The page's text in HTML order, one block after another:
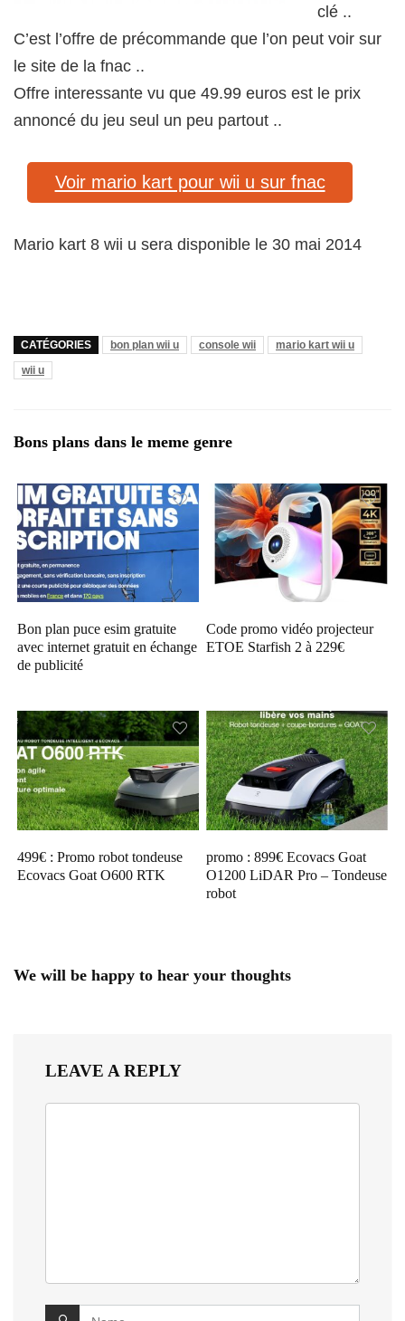
clé ..
C’est l’offre de précommande que l’on peut voir sur
le site de la fnac ..
Offre interessante vu que 49.99 euros est le prix
annoncé du jeu seul un peu partout ..
Voir mario kart pour wii u sur fnac
Mario kart 8 wii u sera disponible le 30 mai 2014
CATÉGORIES bon plan wii u console wii
mario kart wii u
wii u
Bons plans dans le meme genre
Bon plan puce esim gratuite
avec internet gratuit en échange
de publicité
Code promo vidéo projecteur
ETOE Starfish 2 à 229€
499€ : Promo robot tondeuse
Ecovacs Goat O600 RTK
promo : 899€ Ecovacs Goat
O1200 LiDAR Pro – Tondeuse
robot
We will be happy to hear your thoughts
LEAVE A REPLY